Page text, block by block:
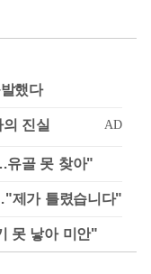
했다
유골 못 찾아"
제가 틀렸습니다"
못 낳아 미안"